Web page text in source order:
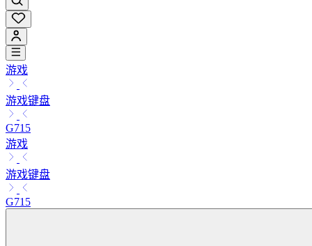
游戏
游戏键盘
G715
游戏
游戏键盘
G715